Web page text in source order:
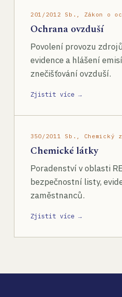
201/2012 Sb., Zákon o
Ochrana ovzduší
Povolení provozu
evidence a hlášení
znečišťování ovzduší.
Zjistit více →
350/2011 Sb., Chemický
Chemické látky
Poradenství v oblasti
bezpečnostní listy,
zaměstnanců.
Zjistit více →